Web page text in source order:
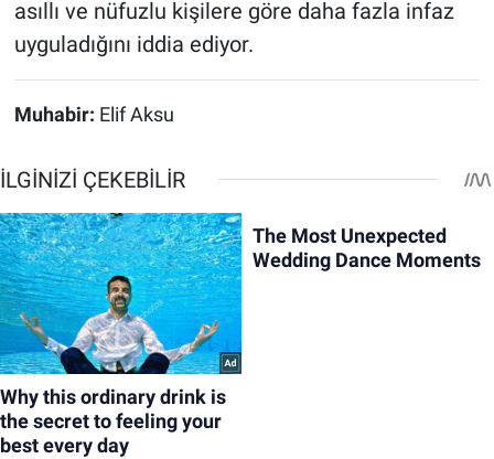
asıllı ve nüfuzlu kişilere göre daha fazla infaz
uyguladığını iddia ediyor.
Muhabir: Elif Aksu